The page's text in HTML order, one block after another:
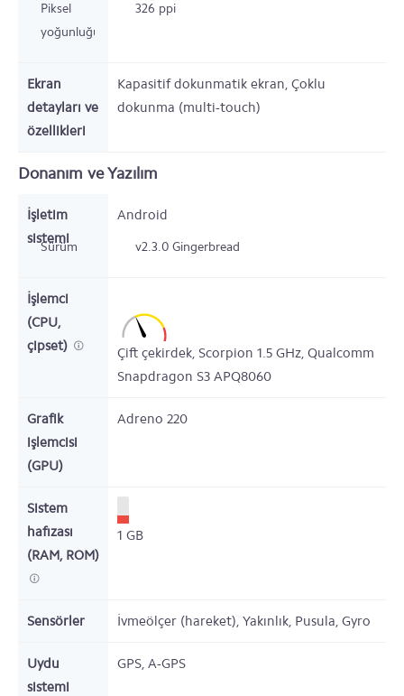
Piksel
yoğunluğu
326 ppi
Ekran
detayları ve
özellikleri
Kapasitif dokunmatik ekran, Çoklu
dokunma (multi-touch)
Donanım ve Yazılım
İşletim
sistemi
Android
Sürüm v2.3.0 Gingerbread
İşlemci
(CPU,
çipset)
Çift çekirdek, Scorpion 1.5 GHz, Qualcomm
Snapdragon S3 APQ8060
Grafik
işlemcisi
(GPU)
Adreno 220
Sistem
hafızası
(RAM, ROM)
1 GB
Sensörler İvmeölçer (hareket), Yakınlık, Pusula, Gyro
Uydu
sistemi
GPS, A-GPS